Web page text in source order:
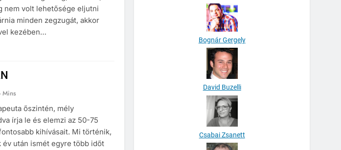
nem volt lehetősége eljutni
minden zegzugát, akkor
kezében…
Mins
őszintén, mély
írja le és elemzi az 50-75
kihívásait. Mi történik,
év után ismét egyre több időt
Bognár Gergely
David Buzelli
Csabai Zsanett